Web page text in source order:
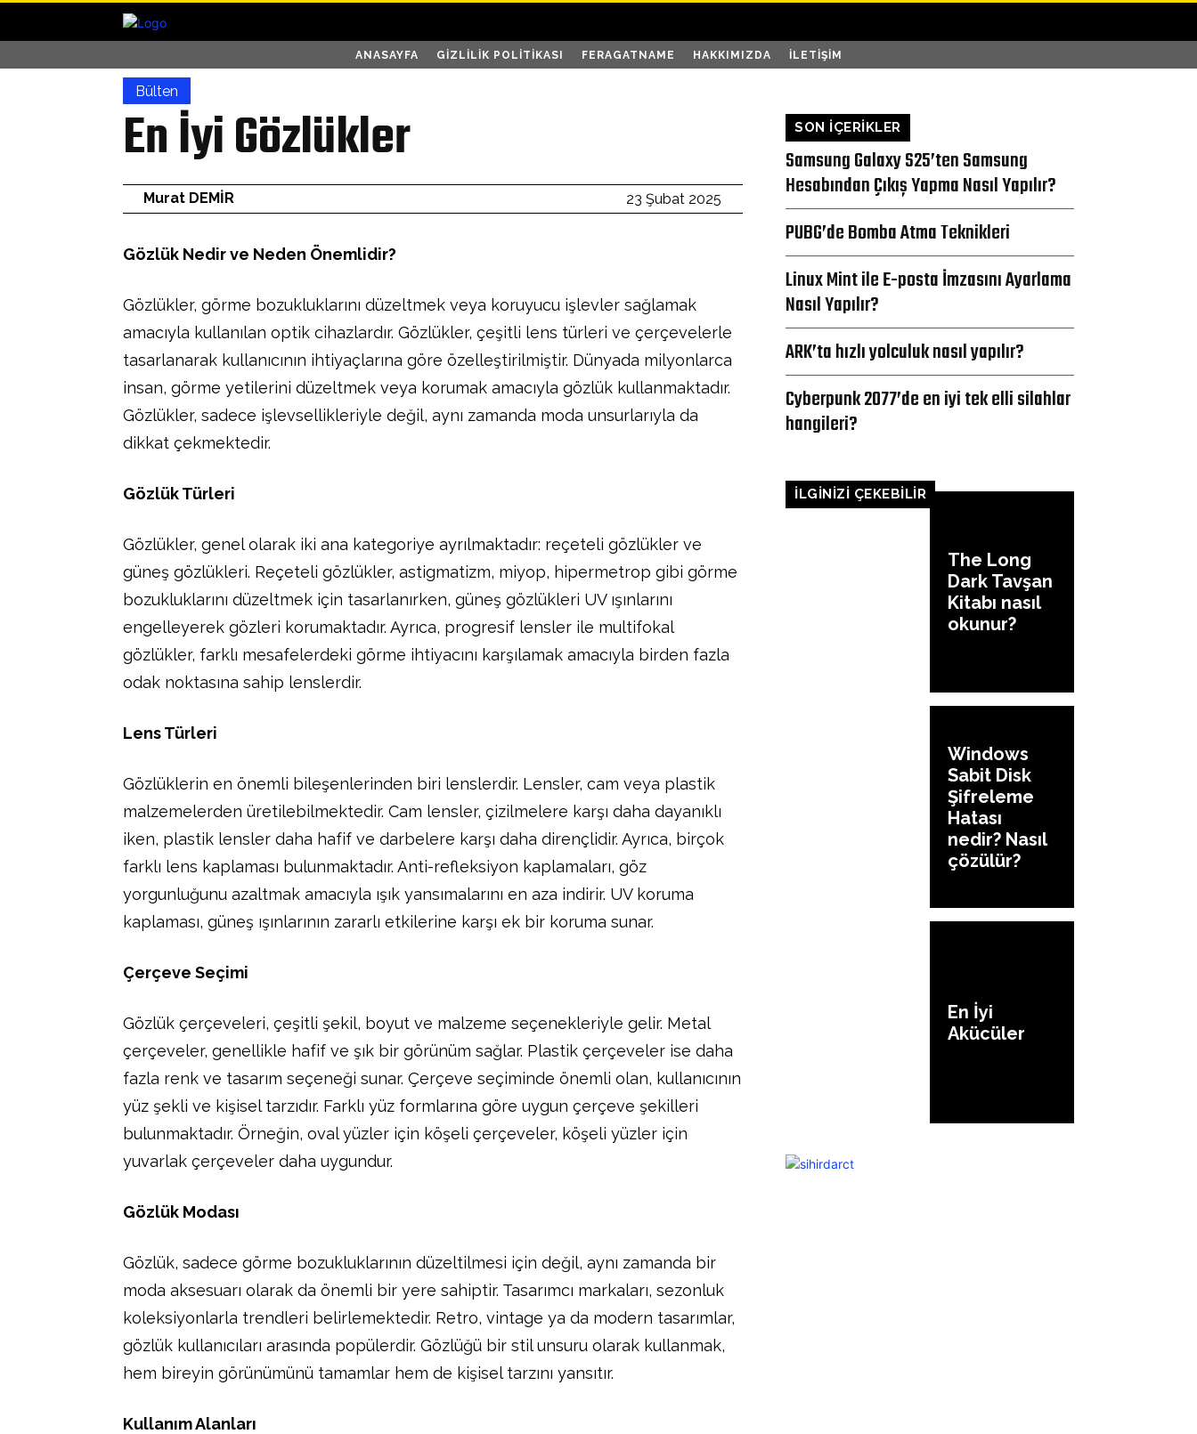
ANASAYFA GIZLILIK POLITIKASI FERAGATNAME HAKKIMIZDA İLETIŞIM
Bülten
En İyi Gözlükler
23 Şubat 2025
Murat DEMİR
Gözlük Nedir ve Neden Önemlidir?
Gözlükler, görme bozukluklarını düzeltmek veya koruyucu işlevler sağlamak
amacıyla kullanılan optik cihazlardır. Gözlükler, çeşitli lens türleri ve çerçevelerle
tasarlanarak kullanıcının ihtiyaçlarına göre özelleştirilmiştir. Dünyada milyonlarca
insan, görme yetilerini düzeltmek veya korumak amacıyla gözlük kullanmaktadır.
Gözlükler, sadece işlevsellikleriyle değil, aynı zamanda moda unsurlarıyla da
dikkat çekmektedir.
Gözlük Türleri
Gözlükler, genel olarak iki ana kategoriye ayrılmaktadır: reçeteli gözlükler ve
güneş gözlükleri. Reçeteli gözlükler, astigmatizm, miyop, hipermetrop gibi görme
bozukluklarını düzeltmek için tasarlanırken, güneş gözlükleri UV ışınlarını
engelleyerek gözleri korumaktadır. Ayrıca, progresif lensler ile multifokal
gözlükler, farklı mesafelerdeki görme ihtiyacını karşılamak amacıyla birden fazla
odak noktasına sahip lenslerdir.
Lens Türleri
Gözlüklerin en önemli bileşenlerinden biri lenslerdir. Lensler, cam veya plastik
malzemelerden üretilebilmektedir. Cam lensler, çizilmelere karşı daha dayanıklı
iken, plastik lensler daha hafif ve darbelere karşı daha dirençlidir. Ayrıca, birçok
farklı lens kaplaması bulunmaktadır. Anti-refleksiyon kaplamaları, göz
yorgunluğunu azaltmak amacıyla ışık yansımalarını en aza indirir. UV koruma
kaplaması, güneş ışınlarının zararlı etkilerine karşı ek bir koruma sunar.
Çerçeve Seçimi
Gözlük çerçeveleri, çeşitli şekil, boyut ve malzeme seçenekleriyle gelir. Metal
çerçeveler, genellikle hafif ve şık bir görünüm sağlar. Plastik çerçeveler ise daha
fazla renk ve tasarım seçeneği sunar. Çerçeve seçiminde önemli olan, kullanıcının
yüz şekli ve kişisel tarzıdır. Farklı yüz formlarına göre uygun çerçeve şekilleri
bulunmaktadır. Örneğin, oval yüzler için köşeli çerçeveler, köşeli yüzler için
yuvarlak çerçeveler daha uygundur.
Gözlük Modası
Gözlük, sadece görme bozukluklarının düzeltilmesi için değil, aynı zamanda bir
moda aksesuarı olarak da önemli bir yere sahiptir. Tasarımcı markaları, sezonluk
koleksiyonlarla trendleri belirlemektedir. Retro, vintage ya da modern tasarımlar,
gözlük kullanıcıları arasında popülerdir. Gözlüğü bir stil unsuru olarak kullanmak,
hem bireyin görünümünü tamamlar hem de kişisel tarzını yansıtır.
Kullanım Alanları
SON İÇERİKLER
Samsung Galaxy S25’ten Samsung
Hesabından Çıkış Yapma Nasıl Yapılır?
PUBG’de Bomba Atma Teknikleri
Linux Mint ile E-posta İmzasını Ayarlama
Nasıl Yapılır?
ARK’ta hızlı yolculuk nasıl yapılır?
Cyberpunk 2077’de en iyi tek elli silahlar
hangileri?
İLGİNİZİ ÇEKEBİLİR
The Long
Dark Tavşan
Kitabı nasıl
okunur?
Windows
Sabit Disk
Şifreleme
Hatası
nedir? Nasıl
çözülür?
En İyi
Akücüler